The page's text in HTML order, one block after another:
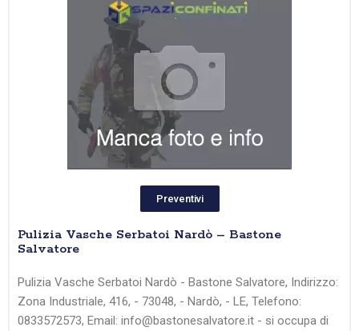
Preventivi
Pulizia Vasche Serbatoi Nardò – Bastone
Salvatore
Pulizia Vasche Serbatoi Nardò - Bastone Salvatore, Indirizzo:
Zona Industriale, 416, - 73048, - Nardò, - LE, Telefono:
0833572573, Email: info@bastonesalvatore.it - si occupa di